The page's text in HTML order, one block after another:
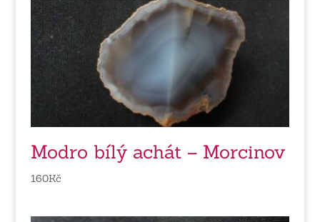
Modro bílý achát – Morcinov
160Kč